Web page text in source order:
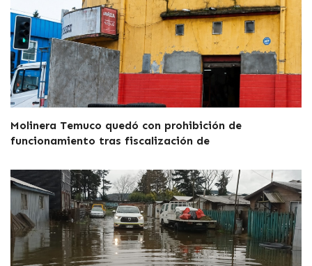
Molinera Temuco quedó con prohibición de
funcionamiento tras fiscalización de